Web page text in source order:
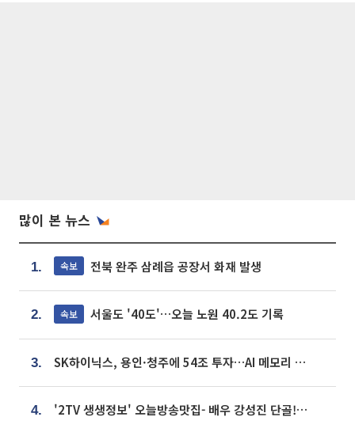
많이 본 뉴스
1. 속보 전북 완주 삼례읍 공장서 화재 발생
2. 속보 서울도 '40도'…오늘 노원 40.2도 기록
3. SK하이닉스, 용인·청주에 54조 투자…AI 메모리 생산기지 키운다
4. '2TV 생생정보' 오늘방송맛집- 배우 강성진 단골! 쌀국수ㆍ푸팟퐁 커리 맛집 '블○○○'